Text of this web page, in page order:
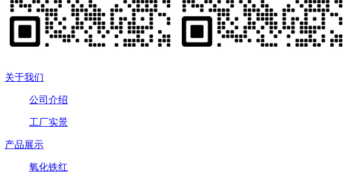
关于我们
公司介绍
工厂实景
产品展示
氧化铁红